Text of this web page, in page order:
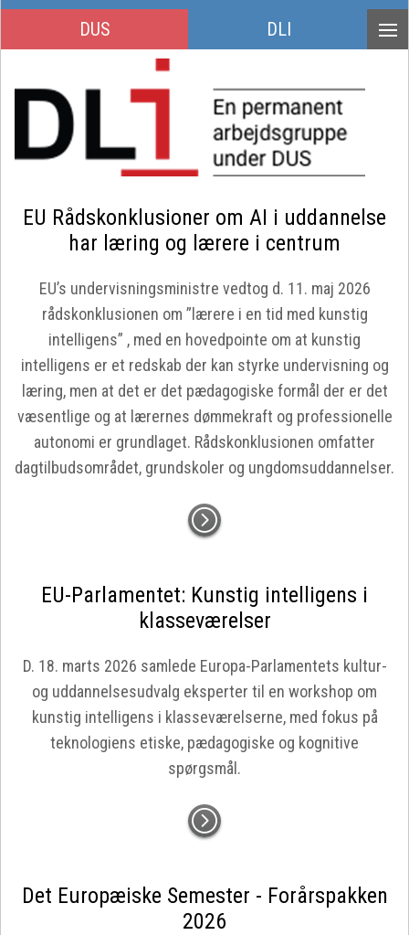
DUS DLI
EU Rådskonklusioner om AI i uddannelse
har læring og lærere i centrum
EU’s undervisningsministre vedtog d. 11. maj 2026
rådskonklusionen om ”lærere i en tid med kunstig
intelligens” , med en hovedpointe om at kunstig
intelligens er et redskab der kan styrke undervisning og
læring, men at det er det pædagogiske formål der er det
væsentlige og at lærernes dømmekraft og professionelle
autonomi er grundlaget. Rådskonklusionen omfatter
dagtilbudsområdet, grundskoler og ungdomsuddannelser.
EU-Parlamentet: Kunstig intelligens i
klasseværelser
D. 18. marts 2026 samlede Europa-Parlamentets kultur-
og uddannelsesudvalg eksperter til en workshop om
kunstig intelligens i klasseværelserne, med fokus på
teknologiens etiske, pædagogiske og kognitive
spørgsmål.
Det Europæiske Semester - Forårspakken
2026